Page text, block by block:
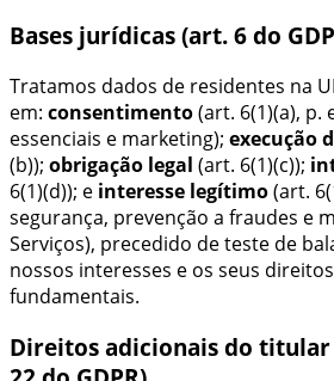
Bases jurídicas (art. 6 do
Tratamos dados de residentes na
em: consentimento(art. 6(1)(a), p.
essenciais e marketing); execução
(b)); obrigação legal (art. 6(1)(c));
6(1)(d)); e interesse legítimo(art.
segurança, prevenção a fraudes e
Serviços), precedido de teste de
nossos interesses e os seus
fundamentais.
Direitos adicionais do titular